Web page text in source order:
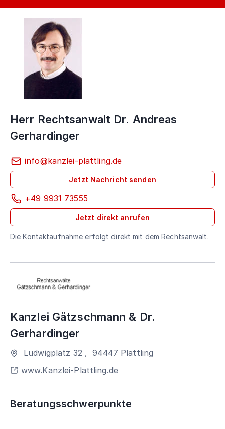
Herr Rechtsanwalt Dr. Andreas
Gerhardinger
info@kanzlei-plattling.de
Jetzt Nachricht senden
+49 9931 73555
Jetzt direkt anrufen
Die Kontaktaufnahme erfolgt direkt mit dem Rechtsanwalt.
Kanzlei Gätzschmann & Dr.
Gerhardinger
Ludwigplatz 32 ,94447 Plattling
www.Kanzlei-Plattling.de
Beratungsschwerpunkte